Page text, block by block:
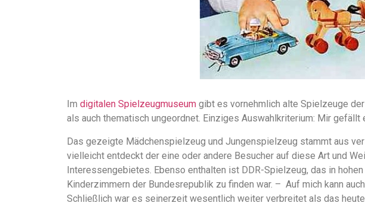
Im digitalen Spielzeugmuseum gibt es vornehmlich alte Spielzeuge
als auch thematisch ungeordnet. Einziges Auswahlkriterium: Mir gefällt
Das gezeigte Mädchenspielzeug und Jungenspielzeug stammt aus
vielleicht entdeckt der eine oder andere Besucher auf diese Art und
Interessengebietes. Ebenso enthalten ist DDR-Spielzeug, das in
Kinderzimmern der Bundesrepublik zu finden war. – Auf mich kann
Schließlich war es seinerzeit wesentlich weiter verbreitet als das